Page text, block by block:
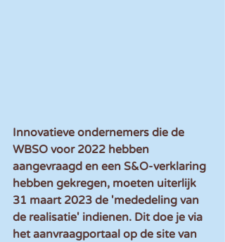
Innovatieve ondernemers die de
WBSO voor 2022 hebben
aangevraagd en een S&O-verklaring
hebben gekregen, moeten uiterlijk
31 maart 2023 de 'mededeling van
de realisatie' indienen. Dit doe je via
het aanvraagportaal op de site van